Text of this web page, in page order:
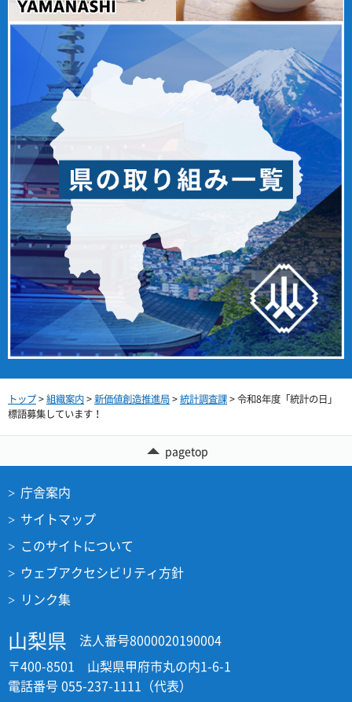
トップ>組織案内>新価値創造推進局>統計調査課> 令和8年度「統計の日」
標語募集しています！
pagetop
庁舎案内
サイトマップ
このサイトについて
ウェブアクセシビリティ方針
リンク集
山梨県
法人番号8000020190004
〒400-8501 山梨県甲府市丸の内1-6-1
電話番号 055-237-1111（代表）